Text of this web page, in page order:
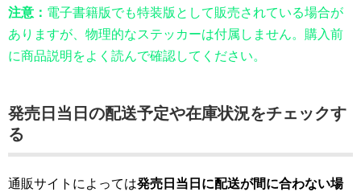
注意： 電子書籍版でも特装版として販売されている場合が
ありますが、物理的なステッカーは付属しません。購入前
に商品説明をよく読んで確認してください。
発売日当日の配送予定や在庫状況をチェックす
る
通販サイトによっては発売日当日に配送が間に合わない場